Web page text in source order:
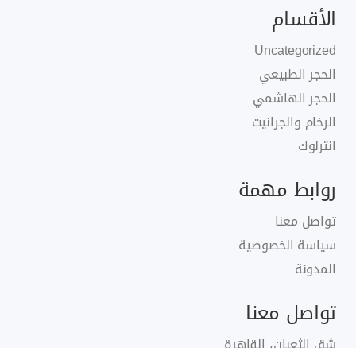
الأقسام
Uncategorized
الحجر الطبيعي
الحجر الهاشمي
الرخام والجرانيت
انترلوك
روابط مهمة
تواصل معنا
سياسة الخصوصية
المدونة
تواصل معنا